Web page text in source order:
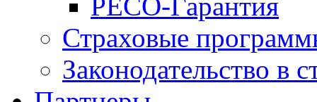
Страховые
Законодательство в